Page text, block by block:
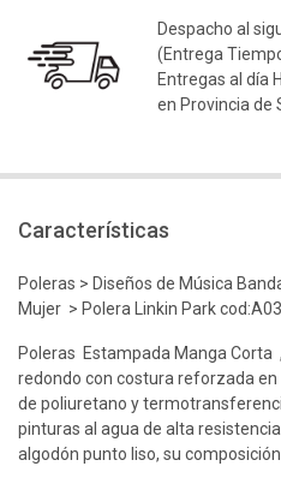
Despacho al
(Entrega
Entregas al día
en Provincia de
Características
Poleras > Diseños de Música
Mujer > Polera Linkin Park
Poleras Estampada Manga Corta
redondo con costura reforzada
de poliuretano y
pinturas al agua de alta
algodón punto liso, su composición